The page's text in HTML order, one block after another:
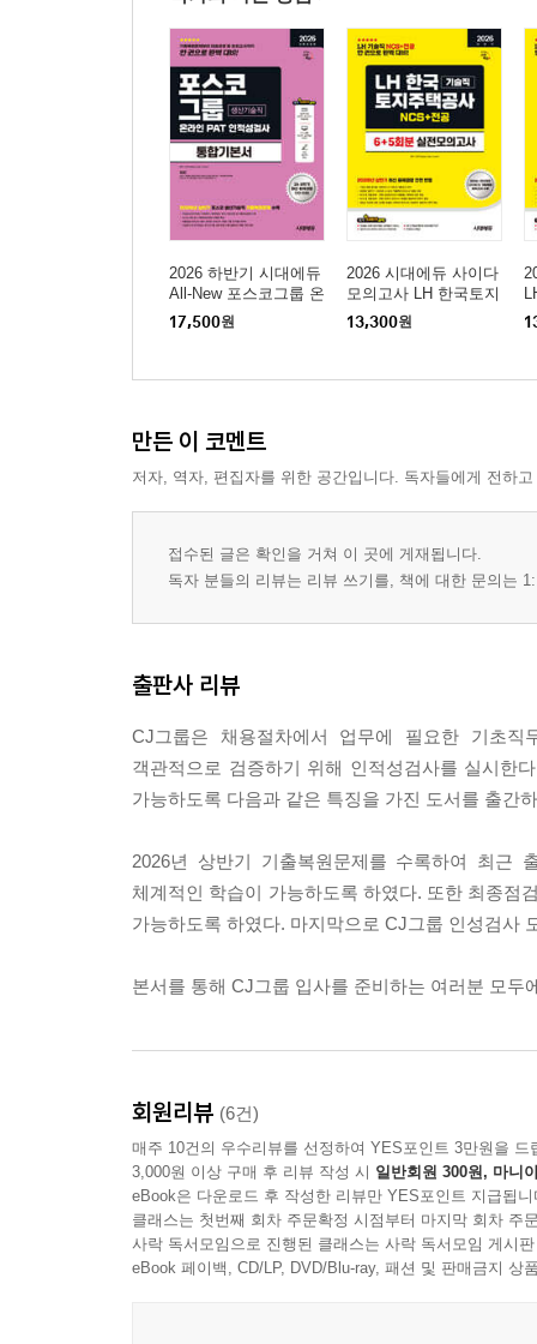
2026 하반기 시대에듀
All-New 포스코그룹 온
라인 PAT 생산기술직
통합기본서
17,500원
2026 시대에듀 사이다
모의고사 LH 한국토지
주택공사 기술직 NCS
+전공
13,300원
만든 이 코멘트
저자, 역자, 편집자를 위한 공간입니다. 독자들에게 전하
접수된 글은 확인을 거쳐 이 곳에 게재됩니다.
독자 분들의 리뷰는 리뷰 쓰기를, 책에 대한 문의는
출판사 리뷰
CJ그룹은 채용절차에서 업무에 필요한 기초직
객관적으로 검증하기 위해 인적성검사를 실시한
가능하도록 다음과 같은 특징을 가진 도서를 출간
2026년 상반기 기출복원문제를 수록하여 최근
체계적인 학습이 가능하도록 하였다. 또한 최종점
가능하도록 하였다. 마지막으로 CJ그룹 인성검사
본서를 통해 CJ그룹 입사를 준비하는 여러분 모
회원리뷰 (6건)
매주 10건의 우수리뷰를 선정하여 YES포인트 3만원을 드
3,000원 이상 구매 후 리뷰 작성 시 일반회원 300원, 마니
eBook은 다운로드 후 작성한 리뷰만 YES포인트 지급됩니
클래스는 첫번째 회차 주문확정 시점부터 마지막 회차 주
사락 독서모임으로 진행된 클래스는 사락 독서모임 게시
eBook 페이백, CD/LP, DVD/Blu-ray, 패션 및 판매금지 상